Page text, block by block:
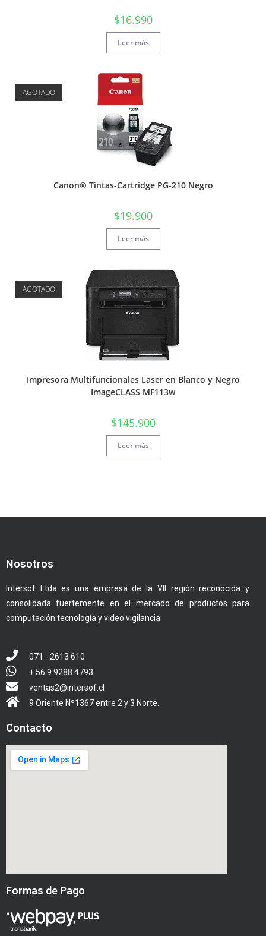
$16.990
Leer más
AGOTADO
Canon® Tintas-Cartridge PG-210 Negro
$19.900
Leer más
AGOTADO
Impresora Multifuncionales Laser en Blanco y Negro
ImageCLASS MF113w
$145.900
Leer más
Nosotros
Intersof Ltda es una empresa de la VII región reconocida y
consolidada fuertemente en el mercado de productos para
computación tecnología y video vigilancia.
071 - 2613 610
+ 56 9 9288 4793
ventas2@intersof.cl
9 Oriente Nº1367 entre 2 y 3 Norte.
Contacto
Formas de Pago